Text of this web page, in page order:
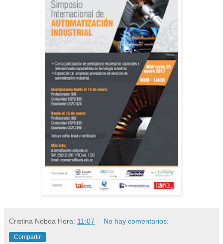
Cristina Noboa Hora: 11:07 No hay comentarios:
Compartir